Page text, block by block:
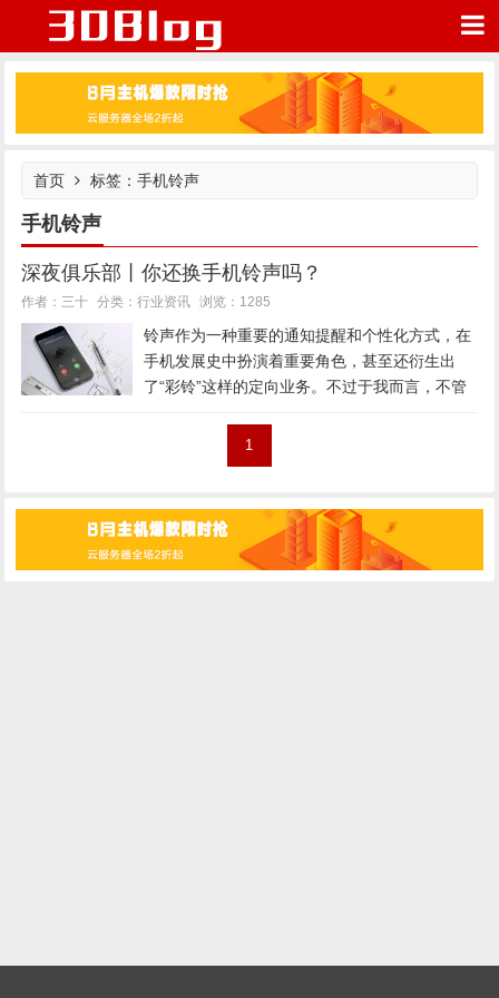
我的网站
首页 标签：手机铃声
手机铃声
深夜俱乐部丨你还换手机铃声吗？
作者：三十 分类：行业资讯 浏览：1285
铃声作为一种重要的通知提醒和个性化方式，在
手机发展史中扮演着重要角色，甚至还衍生出
了“彩铃”这样的定向业务。不过于我而言，不管
折腾过铃声，而且大都用的是设备默认提供的铃
声，例如 G...
1